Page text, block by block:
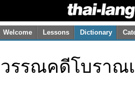
Welcome Lessons Dictionary
วรรณคดีโบราณ